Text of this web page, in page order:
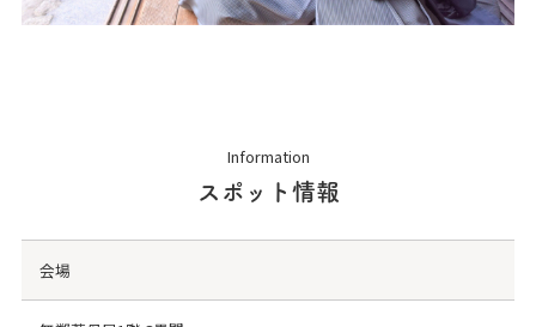
Information
スポット情報
会場